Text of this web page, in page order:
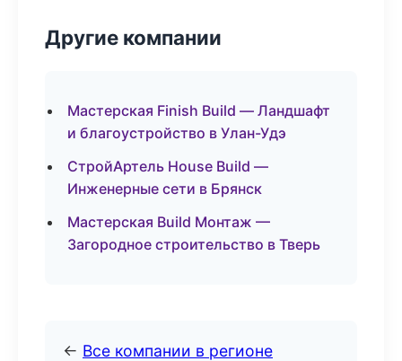
Другие компании
Мастерская Finish Build — Ландшафт
и благоустройство в Улан-Удэ
СтройАртель House Build —
Инженерные сети в Брянск
Мастерская Build Монтаж —
Загородное строительство в Тверь
← Все компании в регионе